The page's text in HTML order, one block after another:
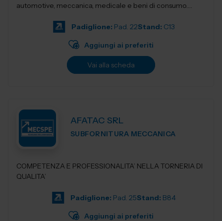
automotive, meccanica, medicale e beni di consumo.
Padiglione: Pad. 22Stand: C13
Aggiungi ai preferiti
Vai alla scheda
AFATAC SRL
SUBFORNITURA MECCANICA
COMPETENZA E PROFESSIONALITA’ NELLA TORNERIA DI
QUALITA’
Padiglione: Pad. 25Stand: B84
Aggiungi ai preferiti